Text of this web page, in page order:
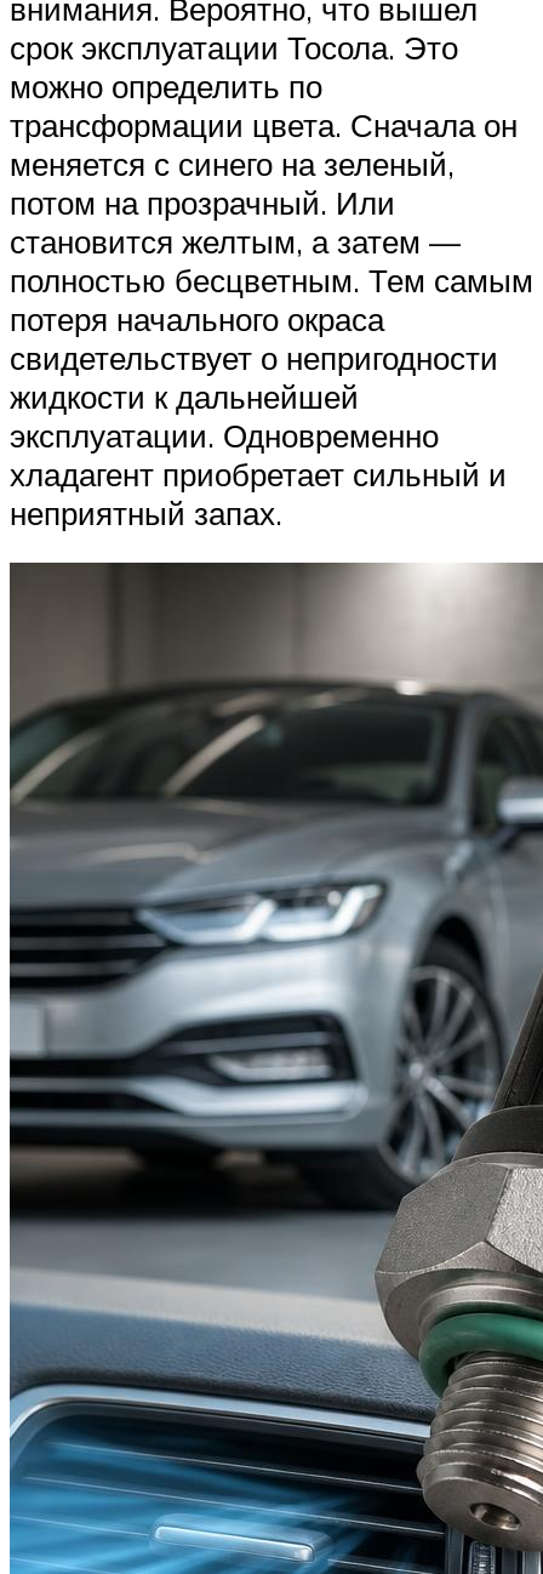
внимания. Вероятно, что вышел
срок эксплуатации Тосола. Это
можно определить по
трансформации цвета. Сначала он
меняется с синего на зеленый,
потом на прозрачный. Или
становится желтым, а затем —
полностью бесцветным. Тем самым
потеря начального окраса
свидетельствует о непригодности
жидкости к дальнейшей
эксплуатации. Одновременно
хладагент приобретает сильный и
неприятный запах.